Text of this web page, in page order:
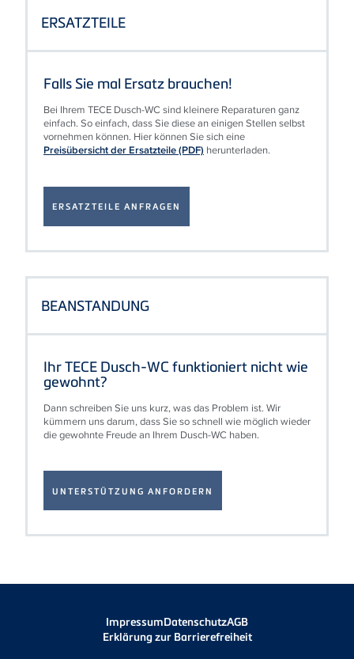
ERSATZTEILE
Falls Sie mal Ersatz brauchen!
Bei Ihrem TECE Dusch-WC sind kleinere Reparaturen ganz
einfach. So einfach, dass Sie diese an einigen Stellen selbst
vornehmen können. Hier können Sie sich eine
Preisübersicht der Ersatzteile (PDF) herunterladen.
ERSATZTEILE FÜR TECE-DUSCH WC
ANFRAGEN
BEANSTANDUNG
Ihr TECE Dusch-WC funktioniert nicht wie
gewohnt?
Dann schreiben Sie uns kurz, was das Problem ist. Wir
kümmern uns darum, dass Sie so schnell wie möglich wieder
die gewohnte Freude an Ihrem Dusch-WC haben.
UNTERSTÜTZUNG ANFORDERN
ImpressumDatenschutzAGB
Erklärung zur Barrierefreiheit